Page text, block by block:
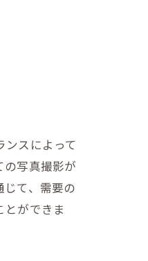
スによって
写真撮影が
て、需要の
ができま